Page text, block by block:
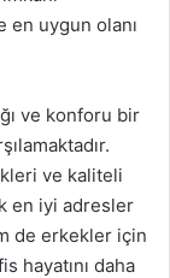
en uygun olanı
ve konforu bir
ve kaliteli
en iyi adresler
de erkekler için
hayatını daha